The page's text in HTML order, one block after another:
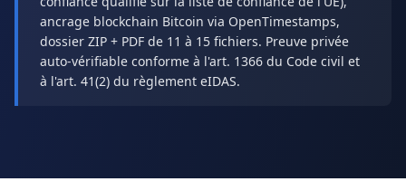
ancrage blockchain Bitcoin via OpenTimestamps,
dossier ZIP + PDF de 11 à 15 fichiers. Preuve privée
auto-vérifiable conforme à l'art. 1366 du Code civil et
à l'art. 41(2) du règlement eIDAS.